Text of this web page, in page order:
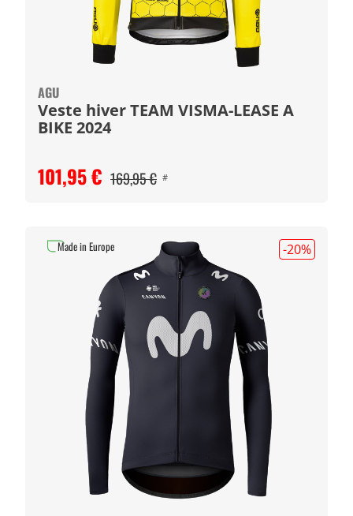
AGU
Veste hiver TEAM VISMA-LEASE A
BIKE 2024
101,95 € 169,95 € #
-20%
Made in Europe